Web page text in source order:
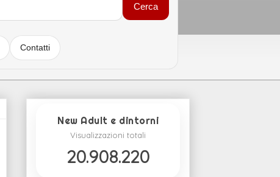
Cerca
Contatti
New Adult e dintorni
Visualizzazioni totali
20.908.220